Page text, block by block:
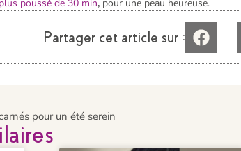
poussé de 30 min, pour une peau heureuse.
Partager cet article sur :
pour un été serein